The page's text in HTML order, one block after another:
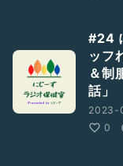
#24
ッフ
＆制
話」
2023-
0